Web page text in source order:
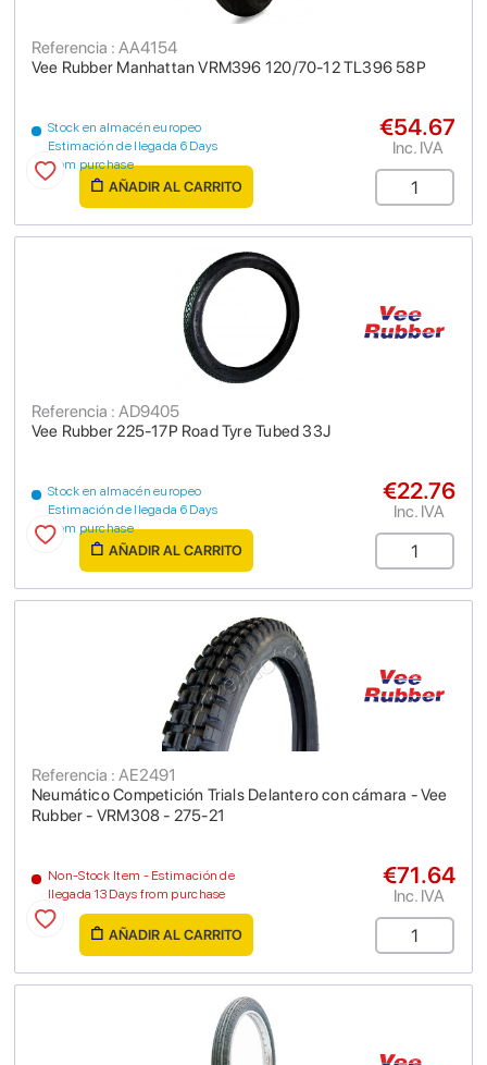
Vee Rubber Manhattan VRM396 120/70-12 TL396 58P
Referencia : AA4154
Stock en almacén europeo
Estimación de llegada 6 Days
from purchase
€54.67
Inc. IVA
AÑADIR AL CARRITO
Vee Rubber 225-17P Road Tyre Tubed 33J
Referencia : AD9405
Stock en almacén europeo
Estimación de llegada 6 Days
from purchase
€22.76
Inc. IVA
AÑADIR AL CARRITO
Neumático Competición Trials Delantero con cámara - Vee
Rubber - VRM308 - 275-21
Referencia : AE2491
Non-Stock Item - Estimación de
llegada 13 Days from purchase
€71.64
Inc. IVA
AÑADIR AL CARRITO